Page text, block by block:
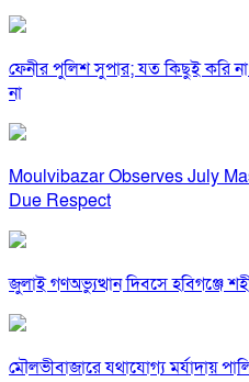
ফেনীর পুলিশ সুপার; যত কিছুই করি
না
Moulvibazar Observes July
Due Respect
জুলাই গণঅভ্যুত্থান দিবসে হবিগঞ্জে
মৌলভীবাজারে যথাযোগ্য মর্যাদায়